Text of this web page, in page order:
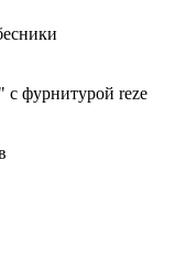
с фурнитурой reze